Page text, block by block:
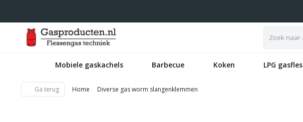
Mobiele gaskachels Barbecue Koken LPG gasfles
Ga terug Home Diverse gas worm slangenklemmen